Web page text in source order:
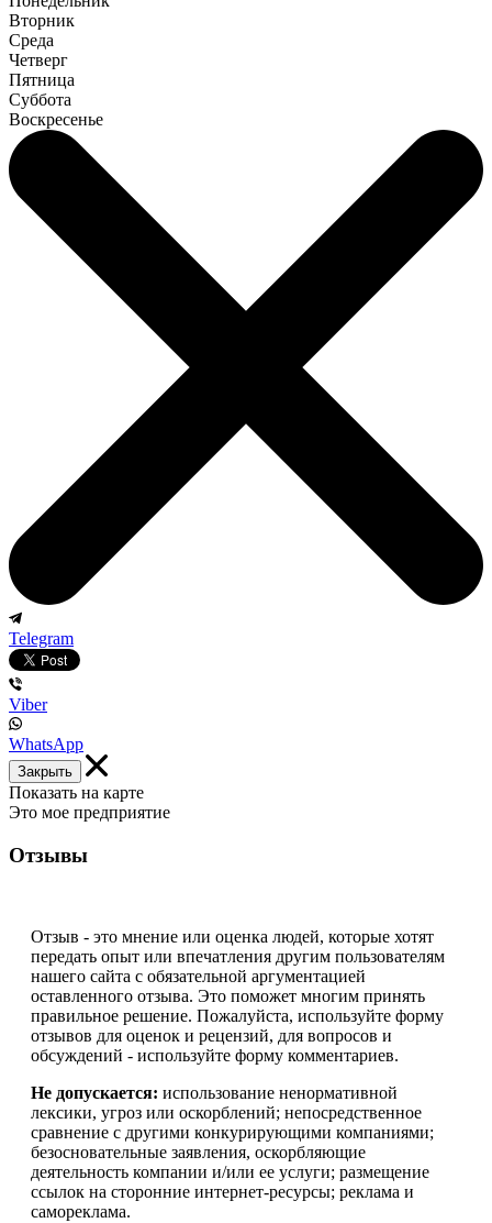
Вторник
Среда
Четверг
Пятница
Суббота
Воскресенье
Telegram
Viber
WhatsApp
Закрыть
Показать на карте
Это мое предприятие
Отзывы
Отзыв - это мнение или оценка людей, которые хотят
передать опыт или впечатления другим пользователям
нашего сайта с обязательной аргументацией
оставленного отзыва. Это поможет многим принять
правильное решение. Пожалуйста, используйте форму
отзывов для оценок и рецензий, для вопросов и
обсуждений - используйте форму комментариев.
Не допускается: использование ненормативной
лексики, угроз или оскорблений; непосредственное
сравнение с другими конкурирующими компаниями;
безосновательные заявления, оскорбляющие
деятельность компании и/или ее услуги; размещение
ссылок на сторонние интернет-ресурсы; реклама и
самореклама.